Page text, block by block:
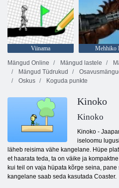
Viinama Mehhiko
Mängud Online
Mängud lastele
Mängud Tüdrukud
Oskus
Koguda punkte
Kinoko
Kinoko
Kinoko -
iseloomu
läheb reisima vähe kangelane. Hüpe
et haarata teda, ta on väike ja
kui teil on vaja hüpata kõrge seina,
kangelane saab seda kasutada Coaster.